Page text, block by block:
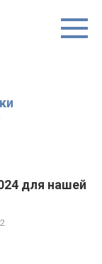
для нашей